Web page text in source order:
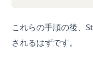
これらの手順の後、
されるはずです。